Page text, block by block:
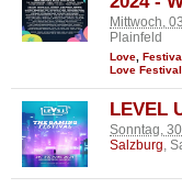
Mittwoch,
Plainfeld
Love
Love Festival
LEVEL
Sonntag,
Salzburg,